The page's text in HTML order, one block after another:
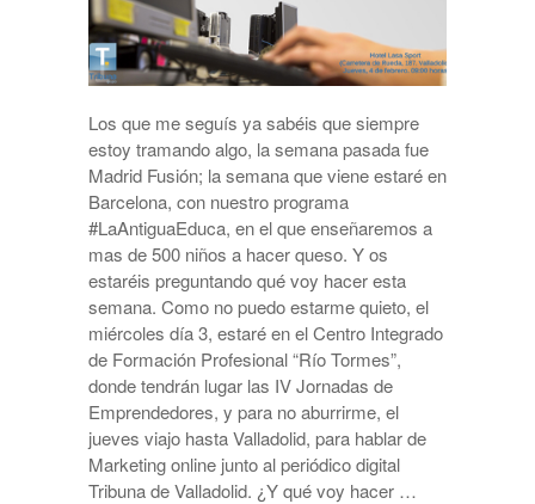
Los que me seguís ya sabéis que siempre
estoy tramando algo, la semana pasada fue
Madrid Fusión; la semana que viene estaré en
Barcelona, con nuestro programa
#LaAntiguaEduca, en el que enseñaremos a
mas de 500 niños a hacer queso. Y os
estaréis preguntando qué voy hacer esta
semana. Como no puedo estarme quieto, el
miércoles día 3, estaré en el Centro Integrado
de Formación Profesional “Río Tormes”,
donde tendrán lugar las IV Jornadas de
Emprendedores, y para no aburrirme, el
jueves viajo hasta Valladolid, para hablar de
Marketing online junto al periódico digital
Tribuna de Valladolid. ¿Y qué voy hacer …